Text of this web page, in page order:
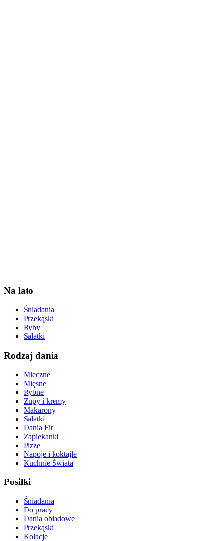
Na lato
Śniadania
Przekąski
Ryby
Sałatki
Rodzaj dania
Mleczne
Mięsne
Rybne
Zupy i kremy
Makarony
Sałatki
Dania Fit
Zapiekanki
Pizze
Napoje i koktajle
Kuchnie Świata
Posiłki
Śniadania
Do pracy
Dania obiadowe
Przekąski
Kolacje